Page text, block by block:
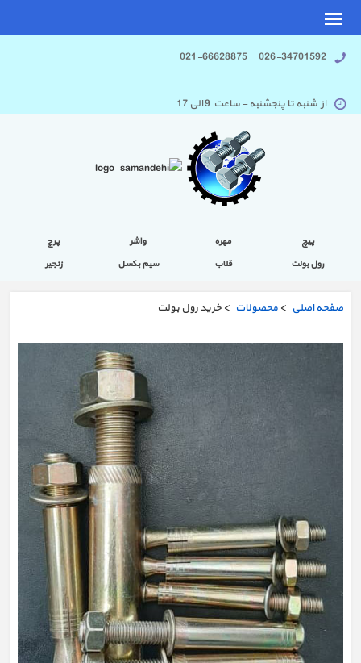
026-34701592 021-66628875
از شنبه تا پنجشنبه - ساعت 9 الی 17
پیچ مهره واشر
پرچ
رول بولت
قلاب سیم بکسل زنجیر
صفحه اصلی > محصولات > خرید رول بولت